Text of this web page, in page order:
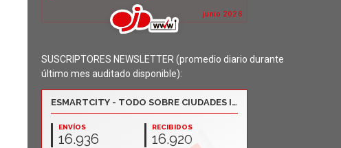
SUSCRIPTORES NEWSLETTER (promedio diario durante
último mes auditado disponible):